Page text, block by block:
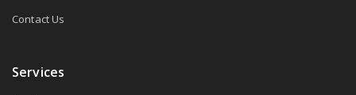
Contact Us
Services